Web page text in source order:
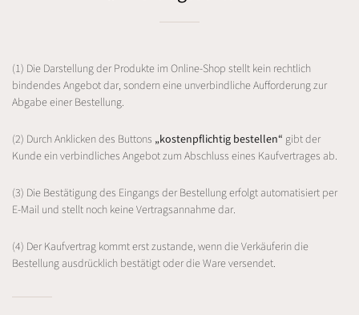
(1) Die Darstellung der Produkte im Online-Shop stellt kein rechtlich
bindendes Angebot dar, sondern eine unverbindliche Aufforderung zur
Abgabe einer Bestellung.
(2) Durch Anklicken des Buttons „kostenpflichtig bestellen“ gibt der
Kunde ein verbindliches Angebot zum Abschluss eines Kaufvertrages ab.
(3) Die Bestätigung des Eingangs der Bestellung erfolgt automatisiert per
E-Mail und stellt noch keine Vertragsannahme dar.
(4) Der Kaufvertrag kommt erst zustande, wenn die Verkäuferin die
Bestellung ausdrücklich bestätigt oder die Ware versendet.